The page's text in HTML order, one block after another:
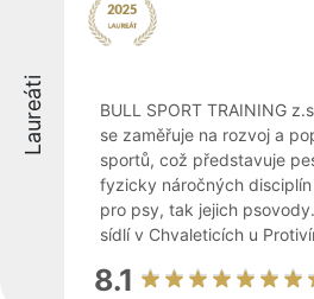
Laureáti
BULL SPORT TRAINING
se zaměřuje na rozvoj a
sportů, což představuje
fyzicky náročných
pro psy, tak jejich
sídlí v Chvaleticích u
8.1